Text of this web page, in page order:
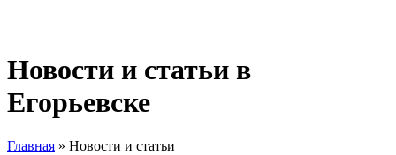
Новости и статьи в
Егорьевске
Главная » Новости и статьи